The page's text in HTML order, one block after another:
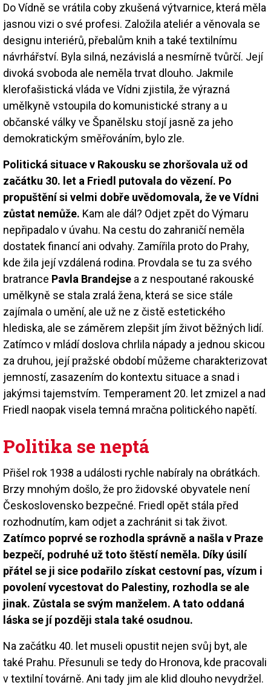
Do Vídně se vrátila coby zkušená výtvarnice, která měla
jasnou vizi o své profesi. Založila ateliér a věnovala se
designu interiérů, přebalům knih a také textilnímu
návrhářství. Byla silná, nezávislá a nesmírně tvůrčí. Její
divoká svoboda ale neměla trvat dlouho. Jakmile
klerofašistická vláda ve Vídni zjistila, že výrazná
umělkyně vstoupila do komunistické strany a u
občanské války ve Španělsku stojí jasně za jeho
demokratickým směřováním, bylo zle.
Politická situace v Rakousku se zhoršovala už od
začátku 30. let a Friedl putovala do vězení. Po
propuštění si velmi dobře uvědomovala, že ve Vídni
zůstat nemůže. Kam ale dál? Odjet zpět do Výmaru
nepřipadalo v úvahu. Na cestu do zahraničí neměla
dostatek financí ani odvahy. Zamířila proto do Prahy,
kde žila její vzdálená rodina. Provdala se tu za svého
bratrance Pavla Brandejse a z nespoutané rakouské
umělkyně se stala zralá žena, která se sice stále
zajímala o umění, ale už ne z čistě estetického
hlediska, ale se záměrem zlepšit jím život běžných lidí.
Zatímco v mládí doslova chrlila nápady a jednou skicou
za druhou, její pražské období můžeme charakterizovat
jemností, zasazením do kontextu situace a snad i
jakýmsi tajemstvím. Temperament 20. let zmizel a nad
Friedl naopak visela temná mračna politického napětí.
Politika se neptá
Přišel rok 1938 a události rychle nabíraly na obrátkách.
Brzy mnohým došlo, že pro židovské obyvatele není
Československo bezpečné. Friedl opět stála před
rozhodnutím, kam odjet a zachránit si tak život.
Zatímco poprvé se rozhodla správně a našla v Praze
bezpečí, podruhé už toto štěstí neměla. Díky úsilí
přátel se ji sice podařilo získat cestovní pas, vízum i
povolení vycestovat do Palestiny, rozhodla se ale
jinak. Zůstala se svým manželem. A tato oddaná
láska se jí později stala také osudnou.
Na začátku 40. let museli opustit nejen svůj byt, ale
také Prahu. Přesunuli se tedy do Hronova, kde pracovali
v textilní továrně. Ani tady jim ale klid dlouho nevydržel.